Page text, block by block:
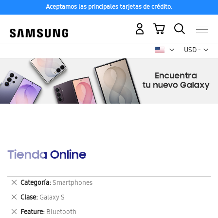
Aceptamos las principales tarjetas de crédito.
USD -
dólar
Mi carrito
Tienda Online
Categoría Smartphones
Eliminar
este
artículo
Clase Galaxy S
Eliminar
este
Feature Bluetooth
Eliminar